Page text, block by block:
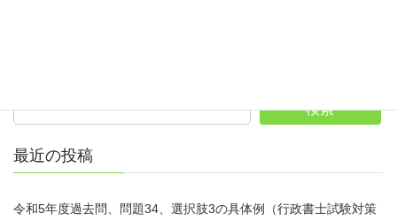
検索
最近の投稿
令和5年度過去問、問題34、選択肢3の具体例（行政書士試験対策